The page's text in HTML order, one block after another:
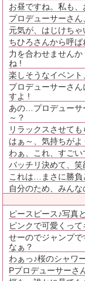
お昼ですね。私も
プロデューサーさ
元気が、はじけち
ちひろさんから呼
力を合わせません
ね !
楽しそうなイベン
プロデューサーさ
すよ !
あの…プロデューサ
～？
リラックスさせて
はぁ～、気持ちが
わぁ、これ、すご
バッチリ決めて、笑
これは…まさに勝負
自分のため、みん
ピースピース♪写真
ピンクで可愛くっ
せーのでジャンプ
なぁ？
わぁっ♪桜のシャワ
Pプロデューサーさ